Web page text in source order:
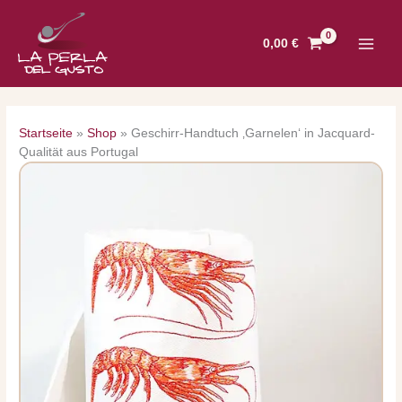
springen
0,00€
Startseite »Shop »Geschirr-Handtuch ‚Garnelen‘ in Jacquard-
Qualität aus Portugal